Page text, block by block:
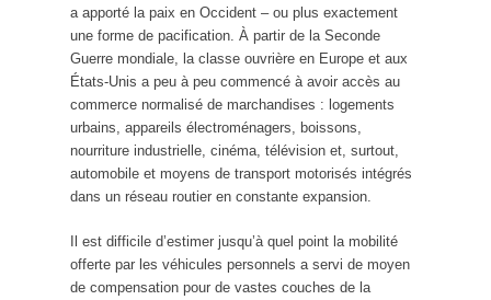
a apporté la paix en Occident – ou plus exactement
une forme de pacification. À partir de la Seconde
Guerre mondiale, la classe ouvrière en Europe et aux
États-Unis a peu à peu commencé à avoir accès au
commerce normalisé de marchandises : logements
urbains, appareils électroménagers, boissons,
nourriture industrielle, cinéma, télévision et, surtout,
automobile et moyens de transport motorisés intégrés
dans un réseau routier en constante expansion.
Il est difficile d’estimer jusqu’à quel point la mobilité
offerte par les véhicules personnels a servi de moyen
de compensation pour de vastes couches de la